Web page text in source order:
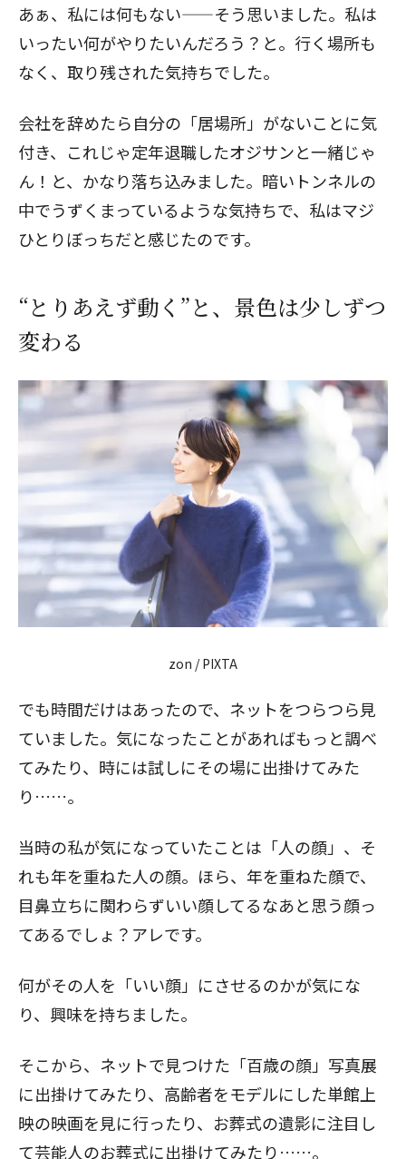
あぁ、私には何もない——そう思いました。私は
いったい何がやりたいんだろう？と。行く場所も
なく、取り残された気持ちでした。
会社を辞めたら自分の「居場所」がないことに気
付き、これじゃ定年退職したオジサンと一緒じゃ
ん！と、かなり落ち込みました。暗いトンネルの
中でうずくまっているような気持ちで、私はマジ
ひとりぼっちだと感じたのです。
“とりあえず動く”と、景色は少しずつ
変わる
zon / PIXTA
でも時間だけはあったので、ネットをつらつら見
ていました。気になったことがあればもっと調べ
てみたり、時には試しにその場に出掛けてみた
り……。
当時の私が気になっていたことは「人の顔」、そ
れも年を重ねた人の顔。ほら、年を重ねた顔で、
目鼻立ちに関わらずいい顔してるなあと思う顔っ
てあるでしょ？アレです。
何がその人を「いい顔」にさせるのかが気にな
り、興味を持ちました。
そこから、ネットで見つけた「百歳の顔」写真展
に出掛けてみたり、高齢者をモデルにした単館上
映の映画を見に行ったり、お葬式の遺影に注目し
て芸能人のお葬式に出掛けてみたり……。